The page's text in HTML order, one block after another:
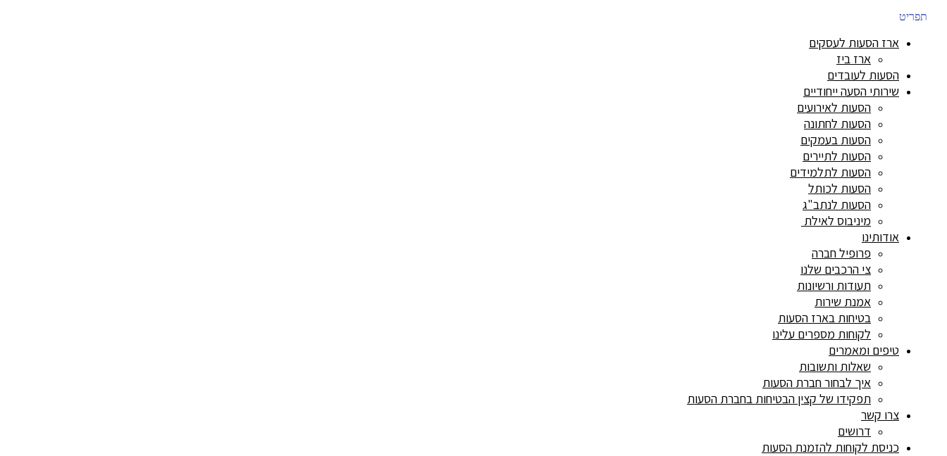
תפריט
ארז הסעות לעסקים
ארז ביז
הסעות לעובדים
שירותי הסעה ייחודיים
הסעות לאירועים
הסעות לחתונה
הסעות בעמקים
הסעות לתיירים
הסעות לתלמידים
הסעות לכותל
הסעות לנתב"ג
מיניבוס לאילת
אודותינו
פרופיל חברה
צי הרכבים שלנו
תעודות ורשיונות
אמנת שירות
בטיחות בארז הסעות
לקוחות מספרים עלינו
טיפים ומאמרים
שאלות ותשובות
איך לבחור חברת הסעות
תפקידו של קצין הבטיחות בחברת הסעות
צרו קשר
דרושים
כניסת לקוחות להזמנת הסעות